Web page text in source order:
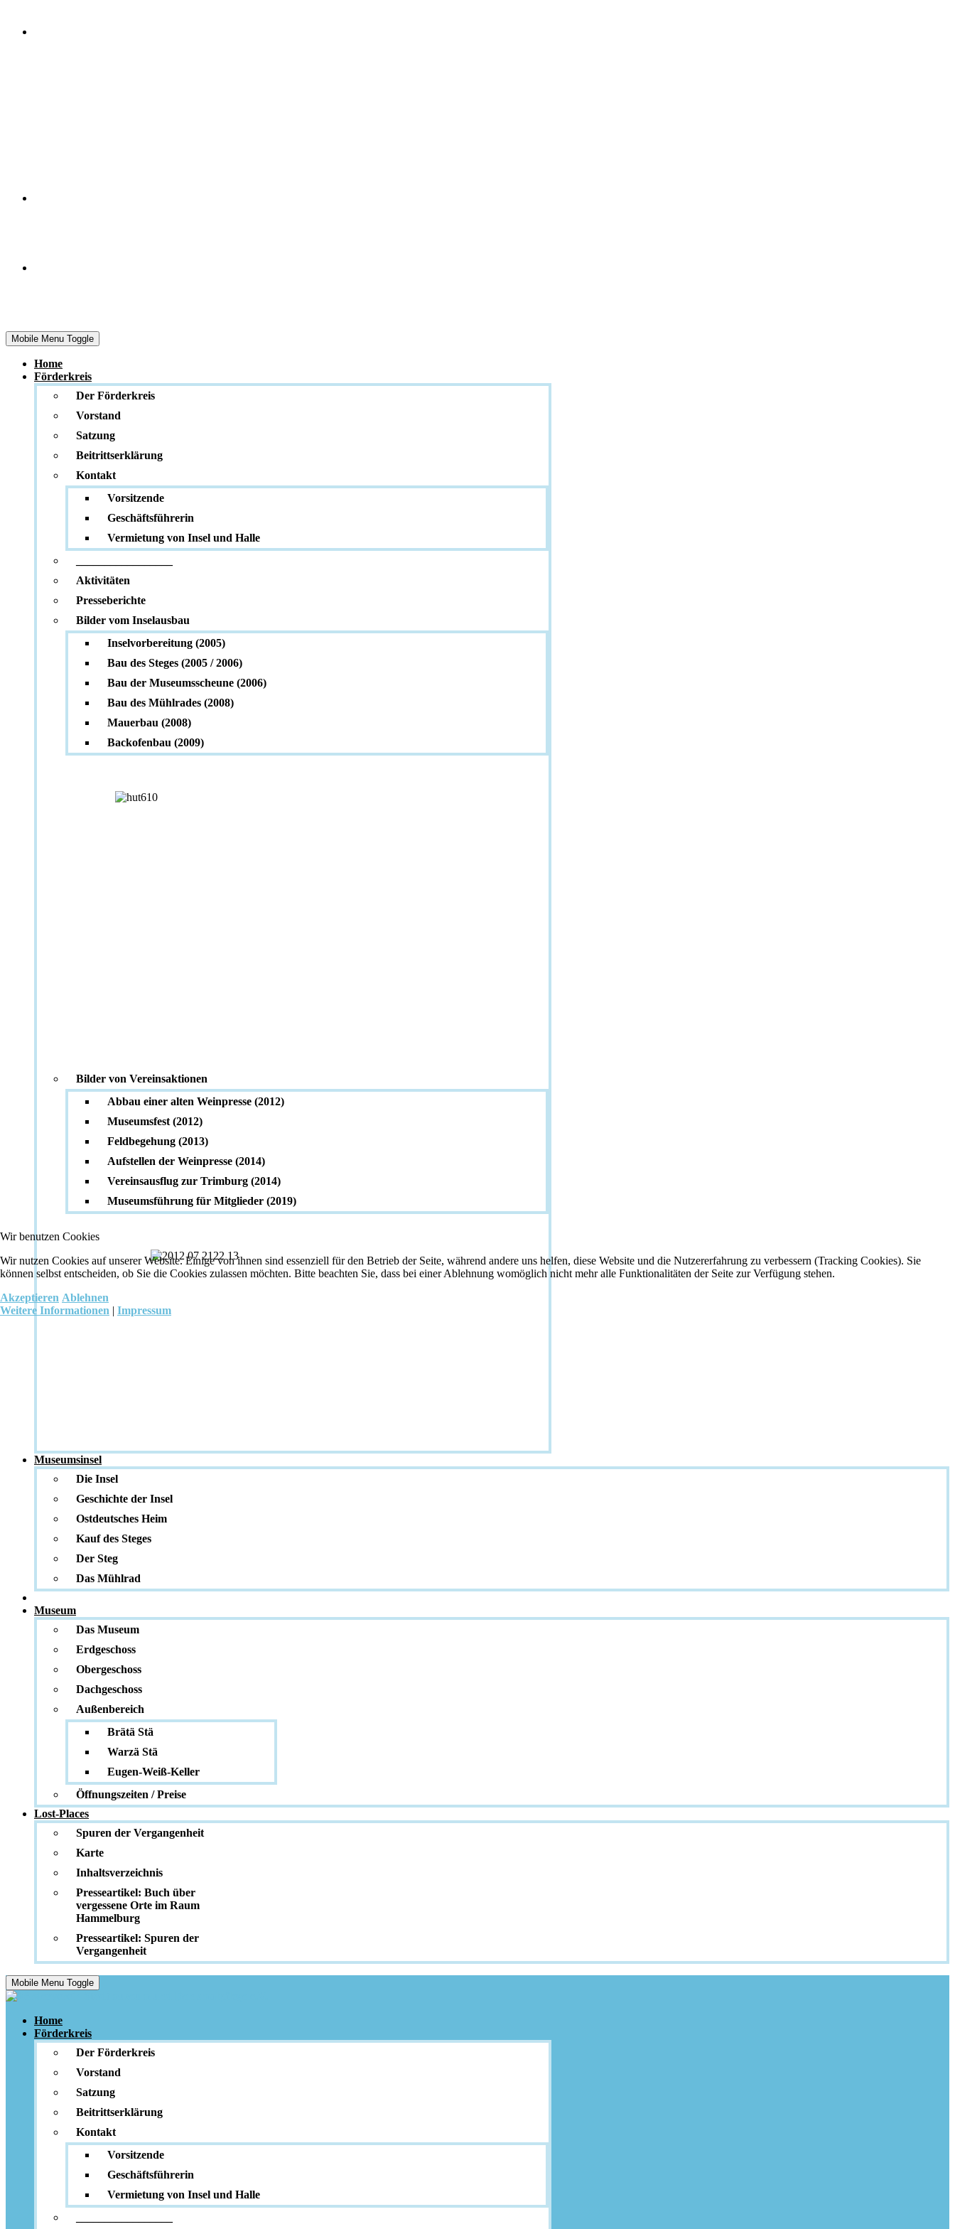
Mobile Menu Toggle
Home
Förderkreis
Der Förderkreis
Vorstand
Satzung
Beitrittserklärung
Kontakt
Vorsitzende
Geschäftsführerin
Vermietung von Insel und Halle
Aktivitäten
Presseberichte
Bilder vom Inselausbau
Inselvorbereitung (2005)
Bau des Steges (2005 / 2006)
Bau der Museumsscheune (2006)
Bau des Mühlrades (2008)
Mauerbau (2008)
Backofenbau (2009)
Bilder von Vereinsaktionen
Abbau einer alten Weinpresse (2012)
Museumsfest (2012)
Feldbegehung (2013)
Aufstellen der Weinpresse (2014)
Vereinsausflug zur Trimburg (2014)
Museumsführung für Mitglieder (2019)
Museumsinsel
Die Insel
Geschichte der Insel
Ostdeutsches Heim
Kauf des Steges
Der Steg
Das Mühlrad
Museum
Das Museum
Erdgeschoss
Obergeschoss
Dachgeschoss
Außenbereich
Brätä Stä
Warzä Stä
Eugen-Weiß-Keller
Öffnungszeiten / Preise
Lost-Places
Spuren der Vergangenheit
Karte
Inhaltsverzeichnis
Presseartikel: Buch über
vergessene Orte im Raum
Hammelburg
Presseartikel: Spuren der
Vergangenheit
Mobile Menu Toggle
Home
Förderkreis
Der Förderkreis
Vorstand
Satzung
Beitrittserklärung
Kontakt
Vorsitzende
Geschäftsführerin
Vermietung von Insel und Halle
Wir benutzen Cookies
Wir nutzen Cookies auf unserer Website. Einige von ihnen sind essenziell für den Betrieb der Seite, während andere uns helfen, diese Website und die Nutzererfahrung zu verbessern (Tracking Cookies). Sie
können selbst entscheiden, ob Sie die Cookies zulassen möchten. Bitte beachten Sie, dass bei einer Ablehnung womöglich nicht mehr alle Funktionalitäten der Seite zur Verfügung stehen.
Akzeptieren Ablehnen
Weitere Informationen | Impressum